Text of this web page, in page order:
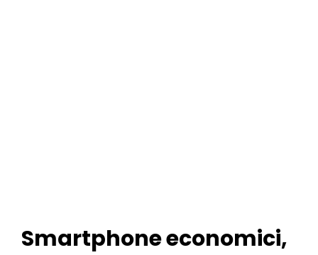
Smartphone economici,